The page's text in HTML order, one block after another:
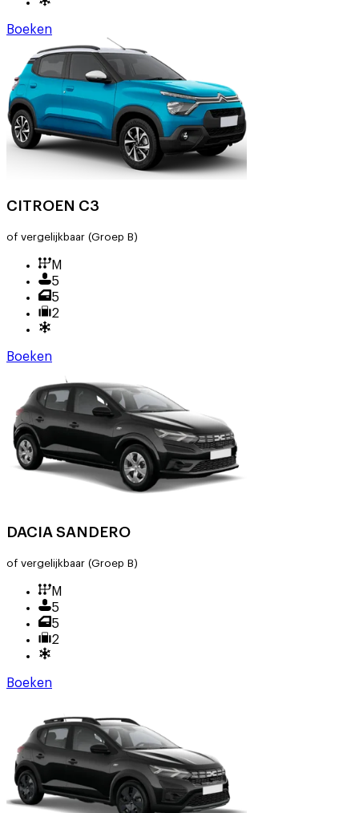
Boeken
CITROEN C3
of vergelijkbaar (Groep B)
M
5
5
2
Boeken
DACIA SANDERO
of vergelijkbaar (Groep B)
M
5
5
2
Boeken